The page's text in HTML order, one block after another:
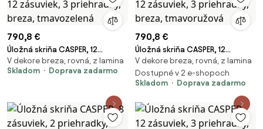
790,8 €
Úložná skriňa CASPER, 12
zásuviek, 3 priehradky, breza,
tmavozelená
V dekore breza, rovná, z lamina
Skladom
Doprava zadarmo
790,8 €
Úložná skriňa CASPER, 12
zásuviek, 3 priehradky, breza,
tmavoružová
V dekore breza, rovná, z lamina
Dostupné v 2 e-shopoch
Skladom
Doprava zadarmo